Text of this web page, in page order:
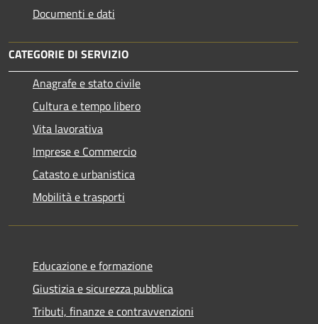
Documenti e dati
CATEGORIE DI SERVIZIO
Anagrafe e stato civile
Cultura e tempo libero
Vita lavorativa
Imprese e Commercio
Catasto e urbanistica
Mobilità e trasporti
Educazione e formazione
Giustizia e sicurezza pubblica
Tributi, finanze e contravvenzioni